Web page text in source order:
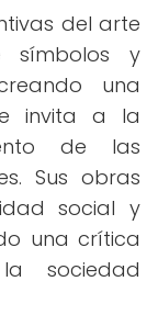
del arte
y
una
invita a la
de las
Sus obras
social y
una crítica
sociedad